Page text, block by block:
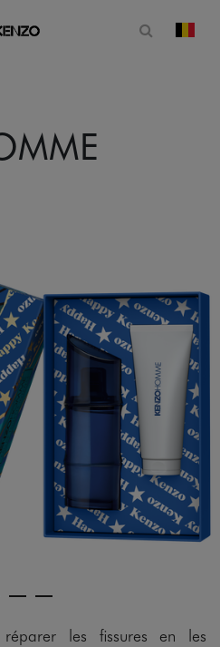
Ouvrir
les fissures en les